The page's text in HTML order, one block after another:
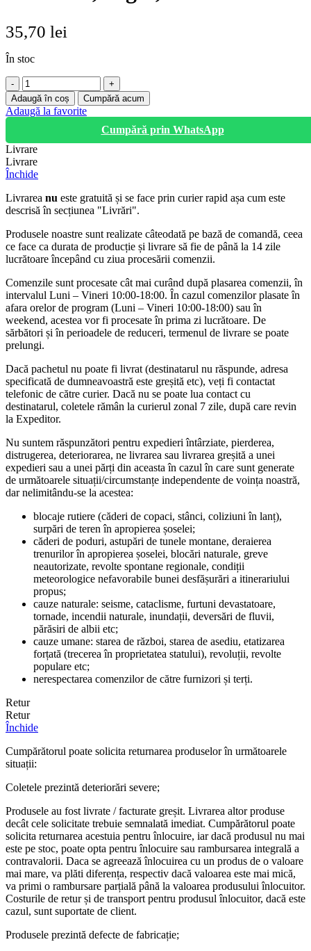
35,70 lei
În stoc
Cantitate
Set
100
bucati
Nitril,
texturate,
negre,
marimea
L
Adaugă în coș Cumpără acum
Adaugă la favorite
Cumpără prin WhatsApp
Livrare
Livrare
Închide
Livrarea nu este gratuită și se face prin curier rapid așa cum este
descrisă în secțiunea "Livrări".
Produsele noastre sunt realizate câteodată pe bază de comandă, ceea
ce face ca durata de producție și livrare să fie de până la 14 zile
lucrătoare începând cu ziua procesării comenzii.
Comenzile sunt procesate cât mai curând după plasarea comenzii, în
intervalul Luni – Vineri 10:00-18:00. În cazul comenzilor plasate în
afara orelor de program (Luni – Vineri 10:00-18:00) sau în
weekend, acestea vor fi procesate în prima zi lucrătoare. De
sărbători și în perioadele de reduceri, termenul de livrare se poate
prelungi.
Dacă pachetul nu poate fi livrat (destinatarul nu răspunde, adresa
specificată de dumneavoastră este greșită etc), veți fi contactat
telefonic de către curier. Dacă nu se poate lua contact cu
destinatarul, coletele rămân la curierul zonal 7 zile, după care revin
la Expeditor.
Nu suntem răspunzători pentru expedieri întârziate, pierderea,
distrugerea, deteriorarea, ne livrarea sau livrarea greșită a unei
expedieri sau a unei părți din aceasta în cazul în care sunt generate
de următoarele situații/circumstanțe independente de voința noastră,
dar nelimitându-se la acestea:
blocaje rutiere (căderi de copaci, stânci, coliziuni în lanț),
surpări de teren în apropierea șoselei;
căderi de poduri, astupări de tunele montane, deraierea
trenurilor în apropierea șoselei, blocări naturale, greve
neautorizate, revolte spontane regionale, condiții
meteorologice nefavorabile bunei desfășurări a itinerariului
propus;
cauze naturale: seisme, cataclisme, furtuni devastatoare,
tornade, incendii naturale, inundații, deversări de fluvii,
părăsiri de albii etc;
cauze umane: starea de război, starea de asediu, etatizarea
forțată (trecerea în proprietatea statului), revoluții, revolte
populare etc;
nerespectarea comenzilor de către furnizori și terți.
Retur
Retur
Închide
Cumpărătorul poate solicita returnarea produselor în următoarele
situații:
Coletele prezintă deteriorări severe;
Produsele au fost livrate / facturate greșit. Livrarea altor produse
decât cele solicitate trebuie semnalată imediat. Cumpărătorul poate
solicita returnarea acestuia pentru înlocuire, iar dacă produsul nu mai
este pe stoc, poate opta pentru înlocuire sau rambursarea integrală a
contravalorii. Daca se agreează înlocuirea cu un produs de o valoare
mai mare, va plăti diferența, respectiv dacă valoarea este mai mică,
va primi o rambursare parțială până la valoarea produsului înlocuitor.
Costurile de retur și de transport pentru produsul înlocuitor, dacă este
cazul, sunt suportate de client.
Produsele prezintă defecte de fabricație;